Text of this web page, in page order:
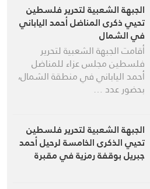
الجبهة الشعبية لتحرير فلسطين
تحيي ذكرى المناضل أحمد الياباني
في الشمال
أقامت الجبهة الشعبية لتحرير
فلسطين مجلس عزاء للمناضل
أحمد الياباني في منطقة الشمال،
بحضور عدد …
الجبهة الشعبية لتحرير فلسطين
تحيي الذكرى الخامسة لرحيل أحمد
جبريل بوقفة رمزية في مقبرة